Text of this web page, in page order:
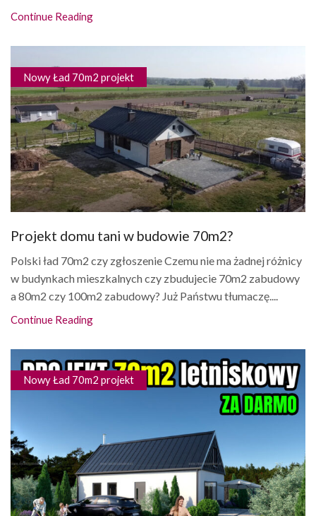
Continue Reading
Nowy Ład 70m2 projekt
Projekt domu tani w budowie 70m2?
Polski ład 70m2 czy zgłoszenie Czemu nie ma żadnej różnicy
w budynkach mieszkalnych czy zbudujecie 70m2 zabudowy
a 80m2 czy 100m2 zabudowy? Już Państwu tłumaczę....
Continue Reading
Nowy Ład 70m2 projekt